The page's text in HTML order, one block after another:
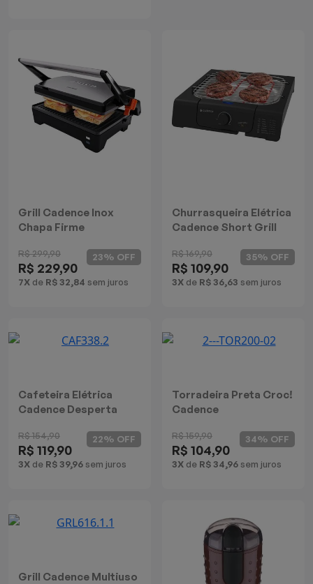
Grill Cadence Inox
Chapa Firme
R$ 299,90
R$ 229,90
7X de R$ 32,84 sem juros
23% OFF
Churrasqueira Elétrica
Cadence Short Grill
R$ 169,90
R$ 109,90
3X de R$ 36,63 sem juros
35% OFF
Cafeteira Elétrica
Cadence Desperta
R$ 154,90
R$ 119,90
3X de R$ 39,96 sem juros
22% OFF
Torradeira Preta Croc!
Cadence
R$ 159,90
R$ 104,90
3X de R$ 34,96 sem juros
34% OFF
Grill Cadence Multiuso